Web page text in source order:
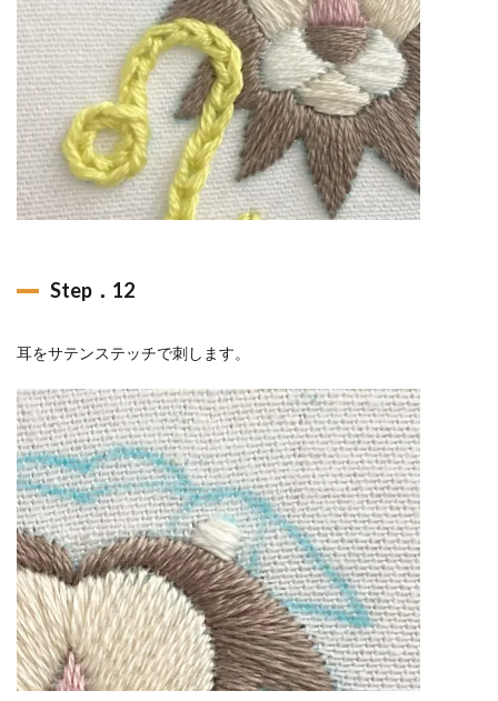
Step．12
耳をサテンステッチで刺します。